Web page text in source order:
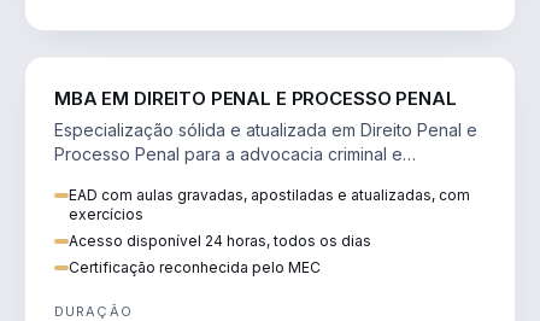
MBA EM DIREITO PENAL E PROCESSO PENAL
Especialização sólida e atualizada em Direito Penal e
Processo Penal para a advocacia criminal e
EAD com aulas gravadas, apostiladas e atualizadas, com
exercícios
Acesso disponível 24 horas, todos os dias
Certificação reconhecida pelo MEC
DURAÇÃO